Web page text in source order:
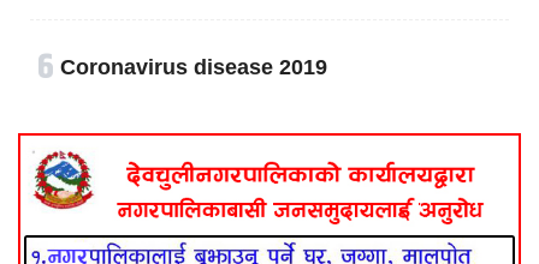
६ Coronavirus disease 2019